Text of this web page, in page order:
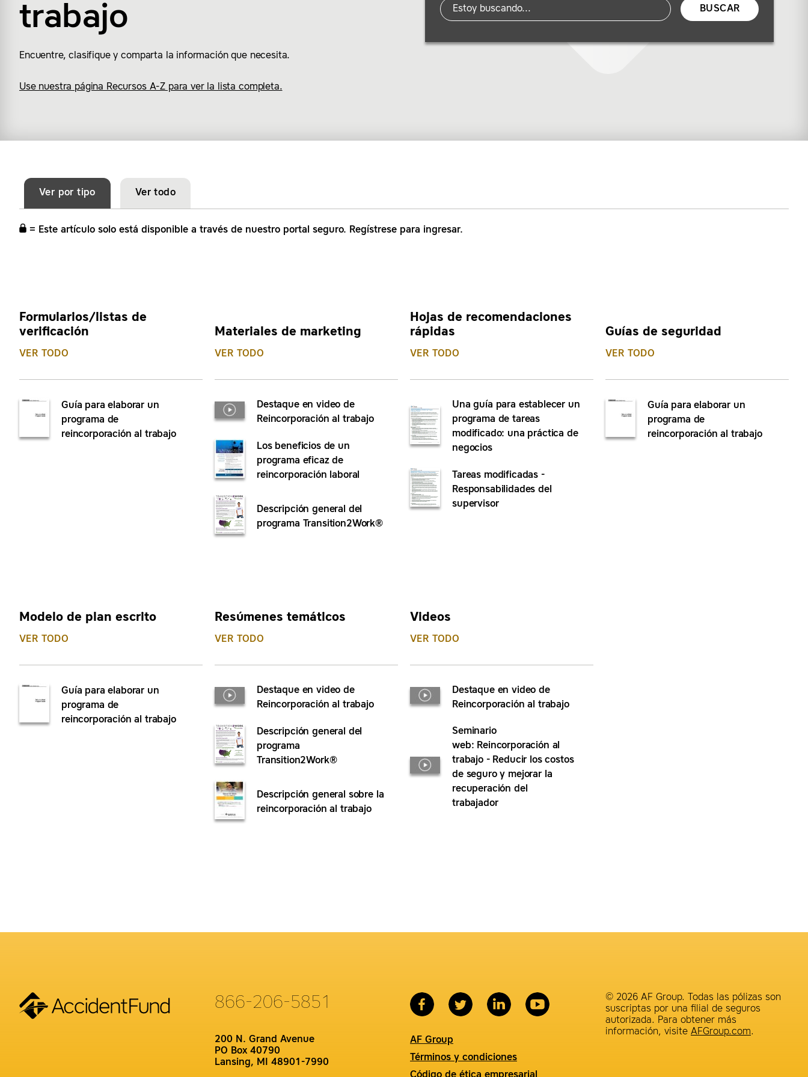
trabajo
Encuentre, clasifique y comparta la información que necesita.
Use nuestra página Recursos A-Z para ver la lista completa.
BUSCAR
Ver por tipo Ver todo
= Este artículo solo está disponible a través de nuestro portal seguro. Regístrese para ingresar.
Formularios/listas de
verificación
VER TODO
Guía para elaborar un
programa de
reincorporación al trabajo
Materiales de marketing
VER TODO
Destaque en video de
Reincorporación al trabajo
Los beneficios de un
programa eficaz de
reincorporación laboral
Descripción general del
programa Transition2Work®
Hojas de recomendaciones
rápidas
VER TODO
Una guía para establecer un
programa de tareas
modificado: una práctica de
negocios
Tareas modificadas -
Responsabilidades del
supervisor
Guías de seguridad
VER TODO
Guía para elaborar un
programa de
reincorporación al trabajo
Modelo de plan escrito
VER TODO
Guía para elaborar un
programa de
reincorporación al trabajo
Resúmenes temáticos
VER TODO
Destaque en video de
Reincorporación al trabajo
Descripción general del
programa
Transition2Work®
Descripción general sobre la
reincorporación al trabajo
Videos
VER TODO
Destaque en video de
Reincorporación al trabajo
Seminario
web: Reincorporación al
trabajo - Reducir los costos
de seguro y mejorar la
recuperación del
trabajador
866-206-5851
200 N. Grand Avenue
PO Box 40790
Lansing, MI 48901-7990
AF Group
Términos y condiciones
© 2026 AF Group. Todas las pólizas son
suscriptas por una filial de seguros
autorizada. Para obtener más
información, visite AFGroup.com.